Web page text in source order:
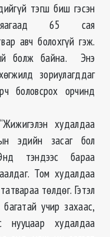
тэгш биш гэсэн
65 сая
авч болохгүй гэж.
болж байна. Энэ
зориулагддаг
боловсрох орчинд
“Жижигэлэн худалдаа
эдийн засаг бол
тэндээс бараа
Том худалдаа
төлдөг. Гэтэл
учир захаас,
нууцаар худалдаа